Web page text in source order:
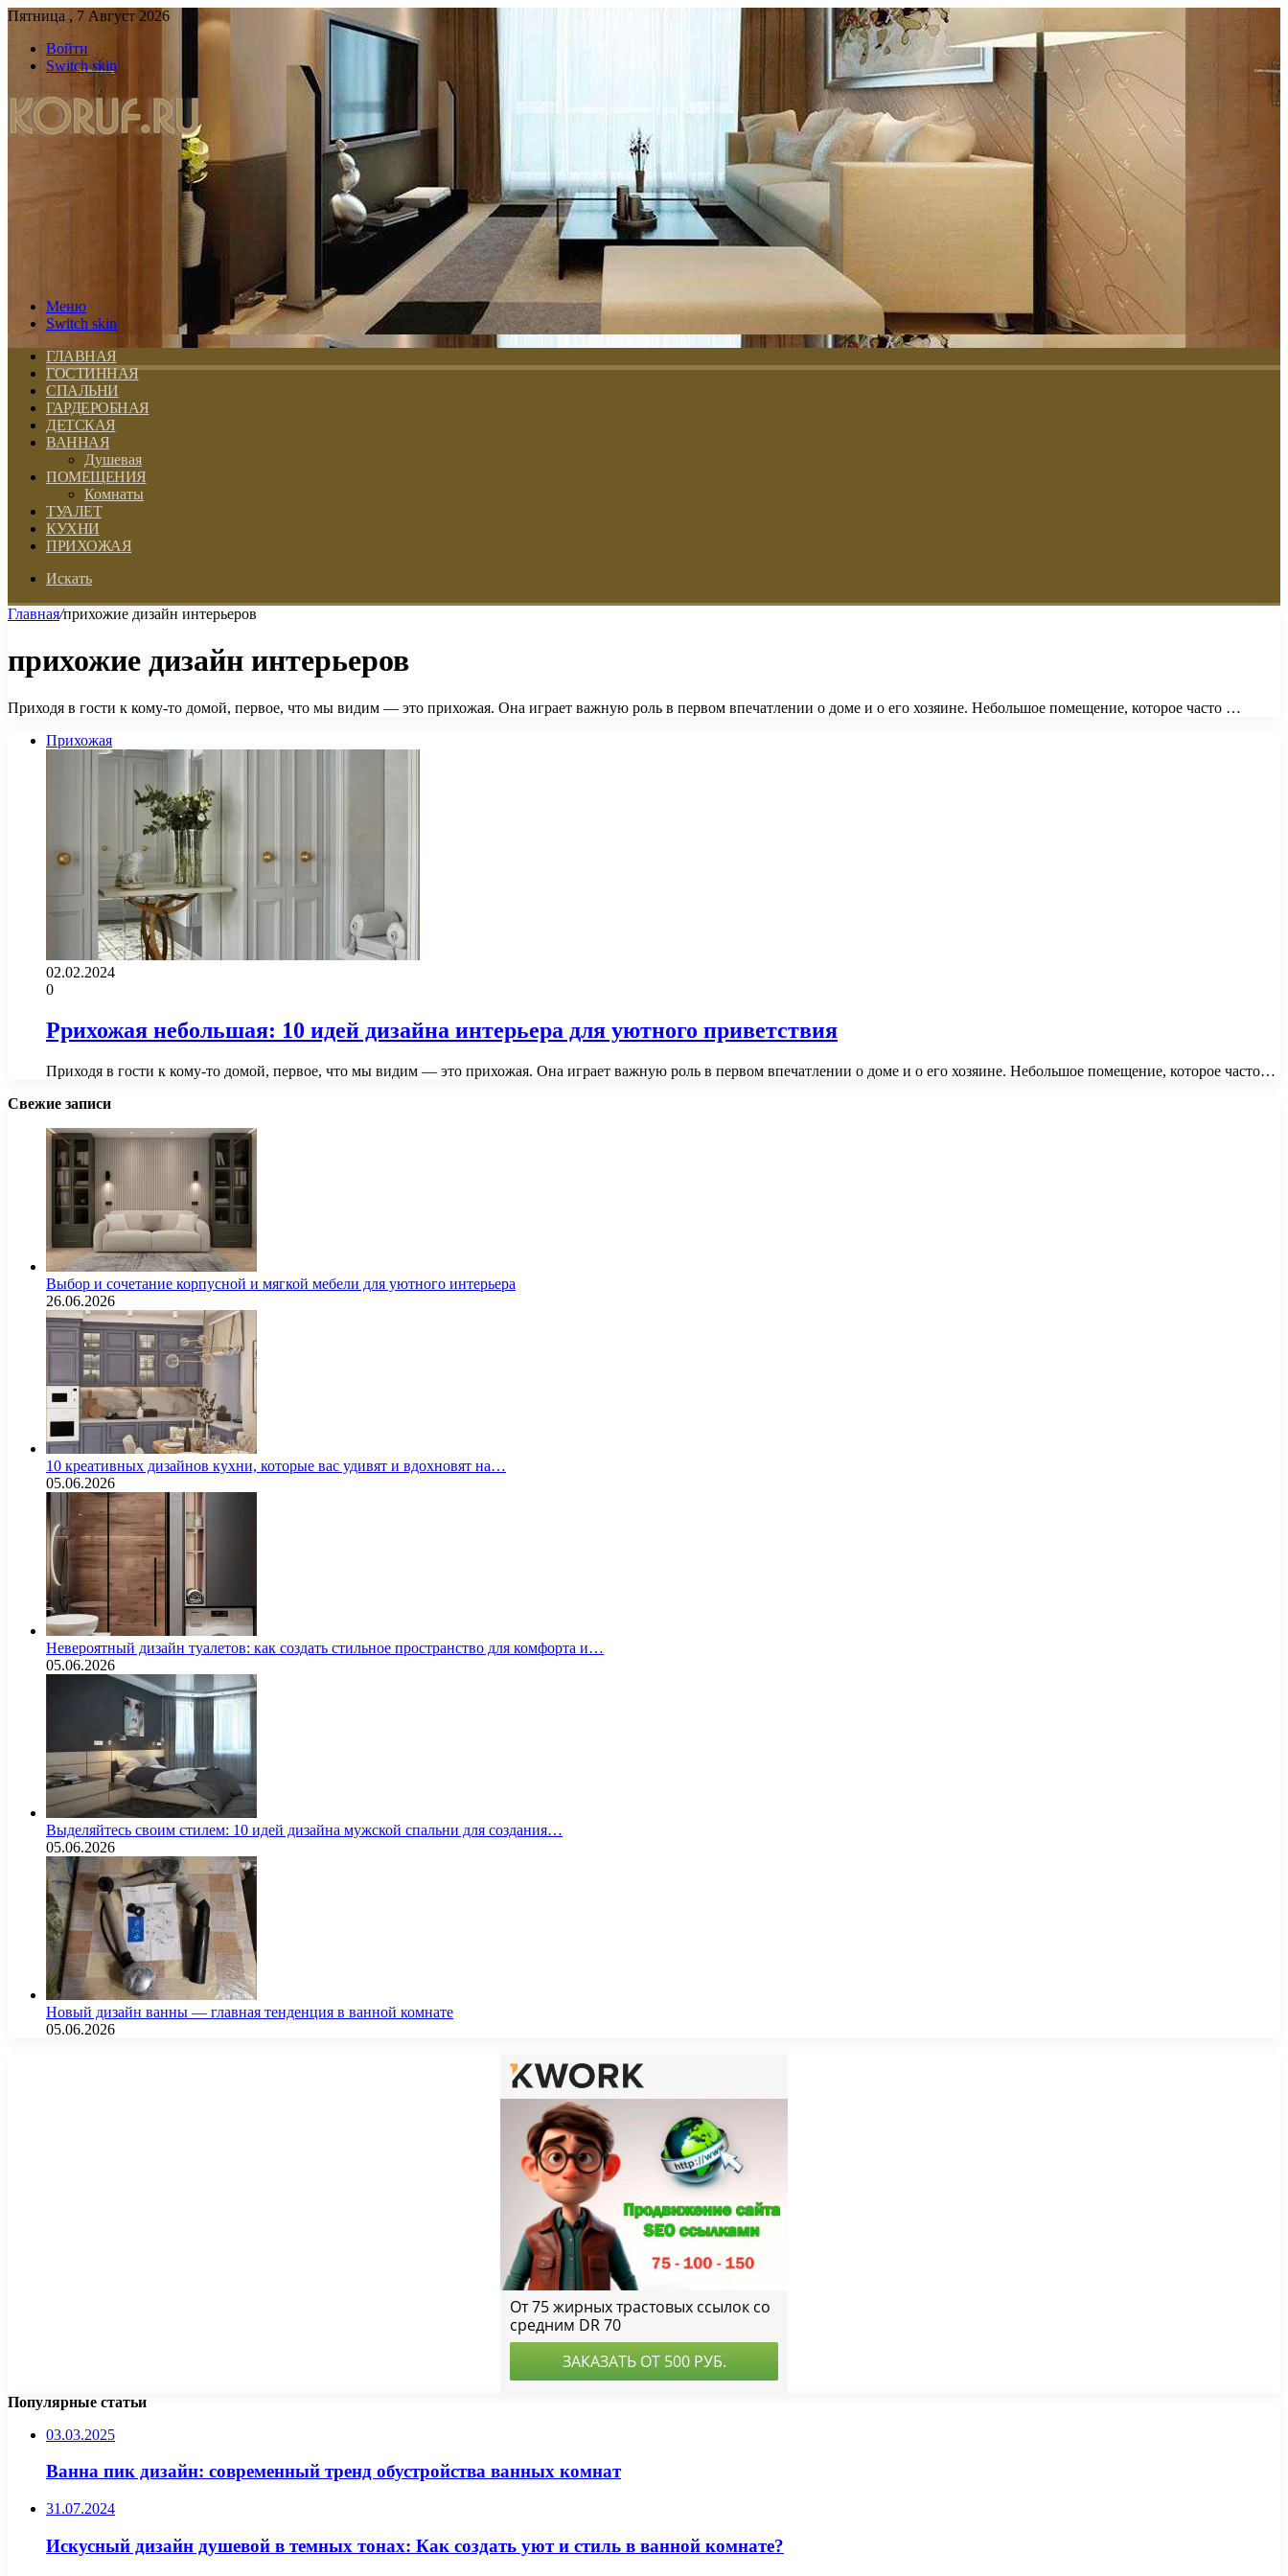
Пятница , 7 Август 2026
Войти
Switch skin
Меню
Switch skin
ГЛАВНАЯ
ГОСТИННАЯ
СПАЛЬНИ
ГАРДЕРОБНАЯ
ДЕТСКАЯ
ВАННАЯ
Душевая
ПОМЕЩЕНИЯ
Комнаты
ТУАЛЕТ
КУХНИ
ПРИХОЖАЯ
Искать
Главная/прихожие дизайн интерьеров
прихожие дизайн интерьеров
Приходя в гости к кому-то домой, первое, что мы видим — это прихожая. Она играет важную роль в первом впечатлении о доме и о его хозяине. Небольшое помещение, которое часто …
Прихожая
02.02.2024
0
Pрихожая небольшая: 10 идей дизайна интерьера для уютного приветствия
Приходя в гости к кому-то домой, первое, что мы видим — это прихожая. Она играет важную роль в первом впечатлении о доме и о его хозяине. Небольшое помещение, которое часто…
Свежие записи
Выбор и сочетание корпусной и мягкой мебели для уютного интерьера
26.06.2026
10 креативных дизайнов кухни, которые вас удивят и вдохновят на…
05.06.2026
Невероятный дизайн туалетов: как создать стильное пространство для комфорта и…
05.06.2026
Выделяйтесь своим стилем: 10 идей дизайна мужской спальни для создания…
05.06.2026
Новый дизайн ванны — главная тенденция в ванной комнате
05.06.2026
Популярные статьи
03.03.2025
Ванна пик дизайн: современный тренд обустройства ванных комнат
31.07.2024
Искусный дизайн душевой в темных тонах: Как создать уют и стиль в ванной комнате?